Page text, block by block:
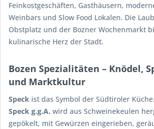
Feinkostgeschäften, Gasthäusern,
Weinbars und Slow Food Lokalen. Die
Obstplatz und der Bozner Wochenmarkt
kulinarische Herz der Stadt.
Bozen Spezialitäten – Knödel,
und Marktkultur
Speck ist das Symbol der Südtiroler
Speck g.g.A. wird aus Schweinekeulen
gepökelt, mit Gewürzen eingerieben,